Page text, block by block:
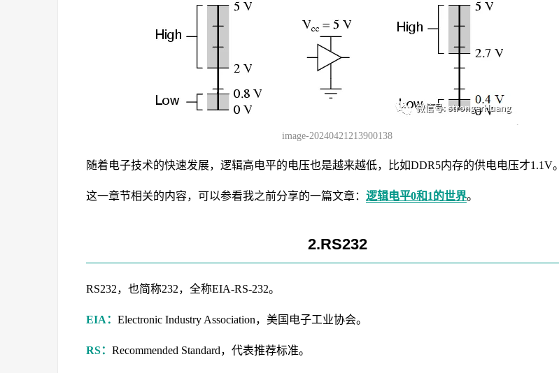
image-20240421213900138
随着电子技术的快速发展，逻辑高电平的电压也是越来越低，比如DDR5内存的供电电压才1.1V。
这一章节相关的内容，可以参看我之前分享的一篇文章： 逻辑电平0和1的世界。
2.RS232
RS232，也简称232，全称EIA-RS-232。
EIA： Electronic Industry Association，美国电子工业协会。
RS： Recommended Standard，代表推荐标准。